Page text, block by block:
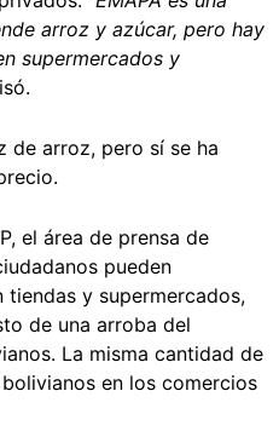
arroz y azúcar, pero hay
supermercados y
de arroz, pero sí se ha
el área de prensa de
pueden
y supermercados,
de una arroba del
La misma cantidad de
en los comercios